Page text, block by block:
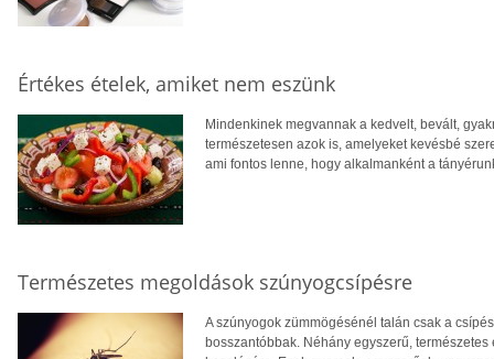
Értékes ételek, amiket nem eszünk
Mindenkinek megvannak a kedvelt, bevált,
természetesen azok is, amelyeket kevésbé
ami fontos lenne, hogy alkalmanként a
Természetes megoldások szúnyogcsípésre
A szúnyogok zümmögésénél talán csak a
bosszantóbbak. Néhány egyszerű,